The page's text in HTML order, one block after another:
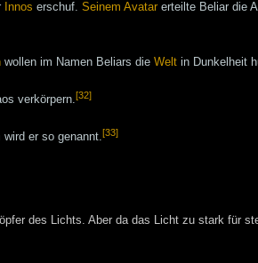
Innos erschuf. Seinem Avatar erteilte Beliar die
wollen im Namen Beliars die Welt in Dunkelheit
verkörpern.[32]
wird er so genannt.[33]
des Lichts. Aber da das Licht zu stark für